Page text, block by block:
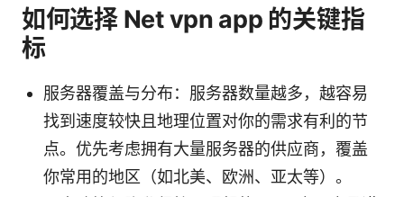
如何选择 Net vpn app 的关键指
标
服务器覆盖与分布：服务器数量越多，越容易
找到速度较快且地理位置对你的需求有利的节
点。优先考虑拥有大量服务器的供应商，覆盖
你常用的地区（如北美、欧洲、亚太等）。